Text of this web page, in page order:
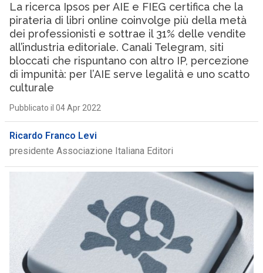
La ricerca Ipsos per AIE e FIEG certifica che la
pirateria di libri online coinvolge più della metà
dei professionisti e sottrae il 31% delle vendite
all’industria editoriale. Canali Telegram, siti
bloccati che rispuntano con altro IP, percezione
di impunità: per l’AIE serve legalità e uno scatto
culturale
Pubblicato il 04 Apr 2022
Ricardo Franco Levi
presidente Associazione Italiana Editori